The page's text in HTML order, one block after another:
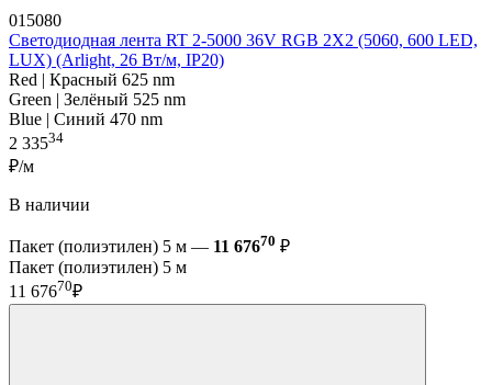
015080
Светодиодная лента RT 2-5000 36V RGB 2X2 (5060, 600 LED,
LUX) (Arlight, 26 Вт/м, IP20)
Red | Красный 625 nm
Green | Зелёный 525 nm
Blue | Синий 470 nm
2 33534
₽/м
В наличии
Пакет (полиэтилен) 5 м — 11 67670 ₽
Пакет (полиэтилен) 5 м
11 67670₽